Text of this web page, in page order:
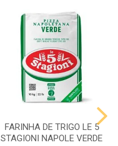
FARINHA DE TRIGO LE 5
STAGIONI NAPOLE VERDE